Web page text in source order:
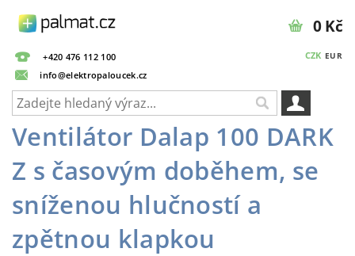
+420 476 112 100
info@elektropaloucek.cz
CZK EUR
0 Kč
Ventilátor Dalap 100 DARK
Z s časovým doběhem, se
sníženou hlučností a
zpětnou klapkou